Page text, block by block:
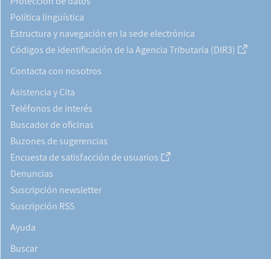
Política lingüística
Estructura y navegación en la sede electrónica
Códigos de identificación de la Agencia Tributaria (DIR3)
Contacta con nosotros
Asistencia y Cita
Teléfonos de interés
Buscador de oficinas
Buzones de sugerencias
Encuesta de satisfacción de usuarios
Denuncias
Suscripción newsletter
Suscripción RSS
Ayuda
Buscar